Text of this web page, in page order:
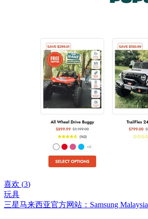
喜欢 (3)
玩具
三星马来西亚官方网站：Samsung Malaysia